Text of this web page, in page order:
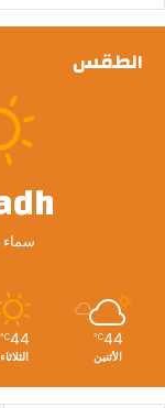
الطقس
سماء
44
℃
الأثنين
44
℃
الثلاثاء